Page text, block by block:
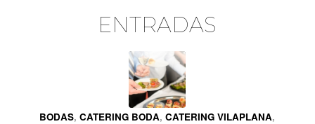
ENTRADAS
BODAS,CATERING BODA,CATERING VILAPLANA,